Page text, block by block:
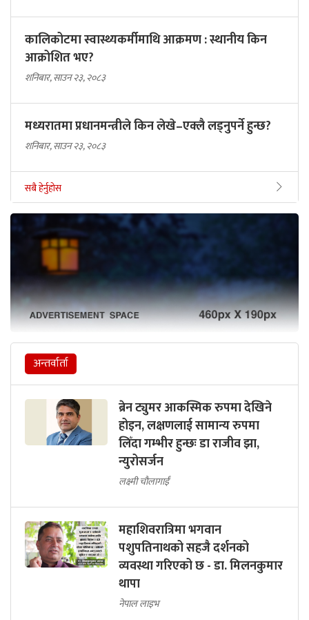
कालिकोटमा स्वास्थ्यकर्मीमाथि आक्रमण : स्थानीय किन
आक्रोशित भए?
शनिबार, साउन २३, २०८३
मध्यरातमा प्रधानमन्त्रीले किन लेखे–एक्लै लड्नुपर्ने हुन्छ?
शनिबार, साउन २३, २०८३
सबै हेर्नुहोस
अन्तर्वार्ता
ब्रेन ट्युमर आकस्मिक रुपमा देखिने
होइन, लक्षणलाई सामान्य रुपमा
लिँदा गम्भीर हुन्छः डा राजीव झा,
न्युरोसर्जन
लक्ष्मी चौलागाईं
महाशिवरात्रिमा भगवान
पशुपतिनाथको सहजै दर्शनको
व्यवस्था गरिएको छ - डा. मिलनकुमार
थापा
नेपाल लाइभ